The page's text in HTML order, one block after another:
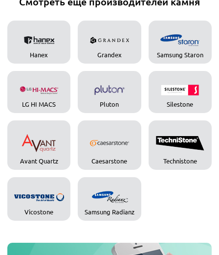
Hanex Grandex Samsung Staron
LG HI MACS Pluton Silestone
Avant Quartz Caesarstone Technistone
Vicostone Samsung Radianz